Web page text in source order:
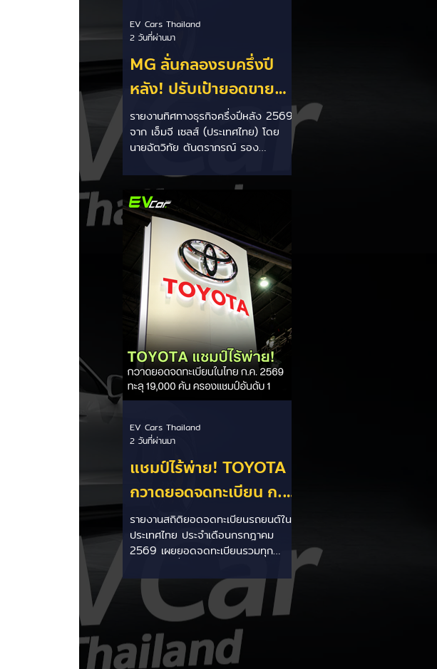
MG ลั่นกลองรบครึ่งปี
หลัง! ปรับเป้ายอดขาย
เพิ่มเป็น 36,000 คัน
พร้อมเดินหน้าลงศึกชิง
(HEV)
รายงานทิศทางธุรกิจครึ่งปีหลัง 2569
จาก เอ็มจี เซลส์ (ประเทศไทย) โดย
นายฉัตวิทัย ตันตราภรณ์ รอง
6 เดือนแรก (ม.ค. - มิ.ย.) โตพุ่ง 67%
แตะ 16,920 คัน พร้อมส่งสัญญาณ
ปรับเป้าหมายยอดขายรวมปีนี้เพิ่มขึ้นเป็น
36,000 คัน จากเดิมตั้งไว้ 30,000
คัน โดยพร้อมเร่งส่งมอบรถค้างสต็อก
(Back Order) ทั้งหมดในระยะเวลาอัน
สั้น - ปรับเป้าเติบโต & เคลียร์ Back
Order: ยอดขายครึ่งปีแรกที่เติบโตสูง
ถึง 67% ประกอบกับการแก้ไขปัญหา
การนำเข้าชิ้นส่วนจากสถานการณ์
ตึงเครียดในตะว
EV Cars Thailand
2 วันที่ผ่านมา
แชมป์ไร้พ่าย! TOYOTA
กวาดยอดจดทะเบียน ก.ค.
69 เฉียด 2 หมื่นคัน ครอง
แชมป์อันดับ 1 ในไทย
รายงานสถิติยอดจดทะเบียนรถยนต์ใน
ประเทศไทย ประจำเดือนกรกฎาคม
2569 เผยยอดจดทะเบียนรวมทุก
ประเภทอยู่ที่ 58,402 คัน โดยค่ายยักษ์
ใหญ่สัญชาติญี่ปุ่นอย่าง TOYOTA ยัง
คงสร้างผลงานได้อย่างยอดเยี่ยม ด้วย
ยอดจดทะเบียนรวมแบรนด์สูงถึง
19,564 คัน ครองส่วนแบ่งตลาด
อันดับ 1 ของประเทศได้อย่างมั่นคงและ
ทิ้งห่างคู่แข่งอย่างขาดลอย รายละเอียด
EV Cars Thailand
2 วันที่ผ่านมา